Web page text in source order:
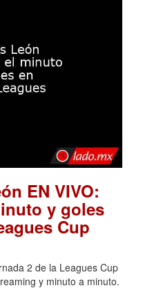
EN VIVO:
y goles
Cup
2 de la Leagues Cup
y minuto a minuto.